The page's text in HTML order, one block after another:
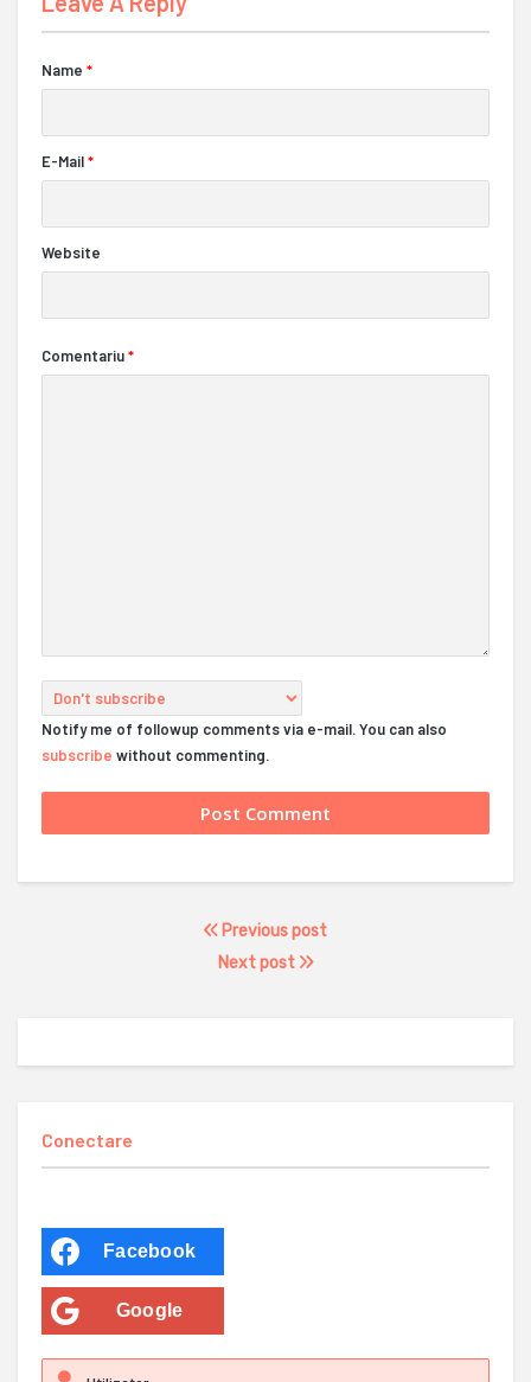
Name *
E-Mail*
Website
Comentariu*
Notify me of followup comments via e-mail. You can also
subscribe without commenting.
Previous post
Next post
Conectare
Facebook
Google